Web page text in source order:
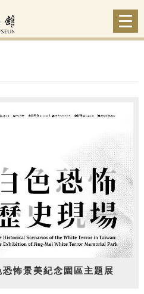
怖景美紀念園區主題展